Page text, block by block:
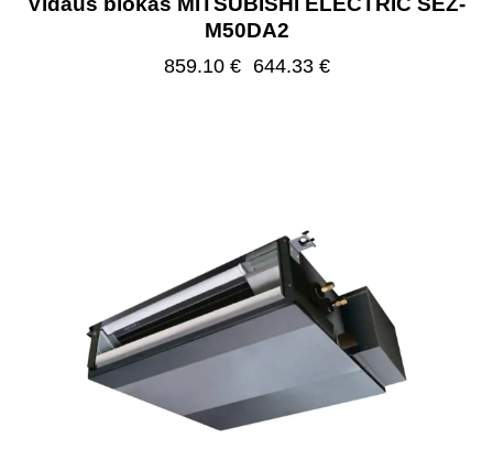
M50DA2
859.10 € 644.33 €